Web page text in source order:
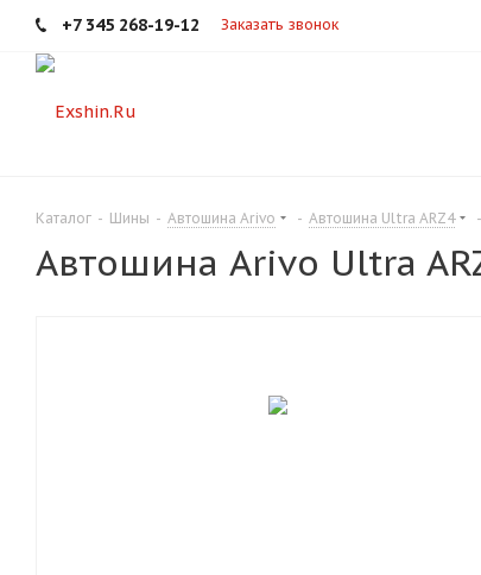
+7 345 268-19-12 Заказать звонок
Каталог - Шины - Автошина Arivo - Автошина Ultra ARZ4 -
Автошина Arivo Ultra